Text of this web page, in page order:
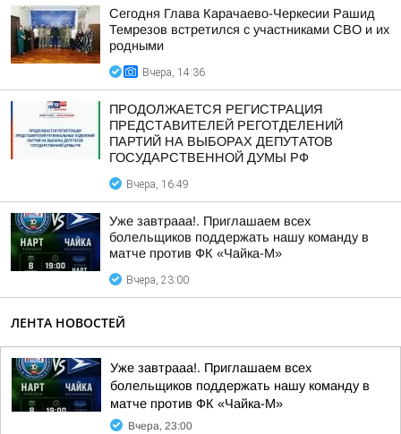
Сегодня Глава Карачаево-Черкесии Рашид
Темрезов встретился с участниками СВО и их
родными
Вчера, 14:36
ПРОДОЛЖАЕТСЯ РЕГИСТРАЦИЯ
ПРЕДСТАВИТЕЛЕЙ РЕГОТДЕЛЕНИЙ
ПАРТИЙ НА ВЫБОРАХ ДЕПУТАТОВ
ГОСУДАРСТВЕННОЙ ДУМЫ РФ
Вчера, 16:49
Уже завтрааа!. Приглашаем всех
болельщиков поддержать нашу команду в
матче против ФК «Чайка-М»
Вчера, 23:00
ЛЕНТА НОВОСТЕЙ
Уже завтрааа!. Приглашаем всех
болельщиков поддержать нашу команду в
матче против ФК «Чайка-М»
Вчера, 23:00